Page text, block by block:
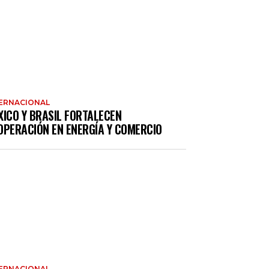
Y BRASIL FORTALECEN
EN ENERGÍA Y COMERCIO